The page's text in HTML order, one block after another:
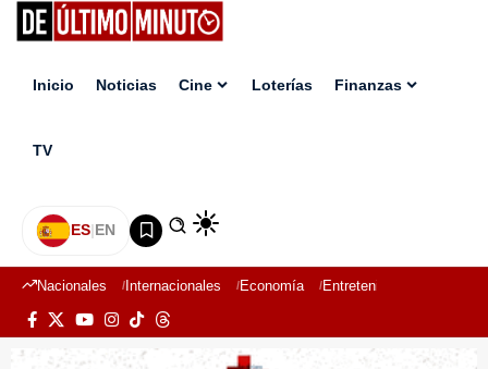
Inicio Noticias Cine Loterías Finanzas
TV
ES|EN
Nacionales Internacionales Economía Entretenimiento